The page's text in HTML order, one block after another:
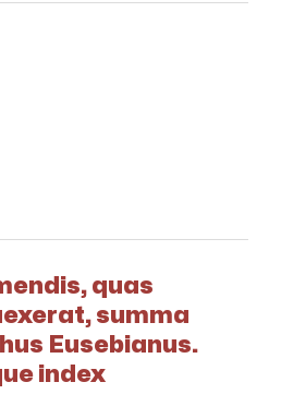
quas
summa
Eusebianus.
index